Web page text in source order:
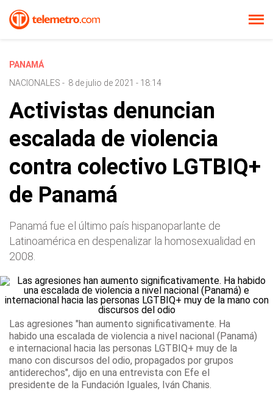
PANAMÁ
NACIONALES - 8 de julio de 2021 - 18:14
Activistas denuncian
escalada de violencia
contra colectivo LGTBIQ+
de Panamá
Panamá fue el último país hispanoparlante de
Latinoamérica en despenalizar la homosexualidad en
2008.
Las agresiones "han aumento significativamente. Ha
habido una escalada de violencia a nivel nacional (Panamá)
e internacional hacia las personas LGTBIQ+ muy de la
mano con discursos del odio, propagados por grupos
antiderechos", dijo en una entrevista con Efe el
presidente de la Fundación Iguales, Iván Chanis.